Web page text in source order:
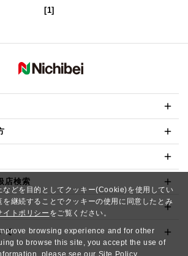
などを目的としてクッキー(Cookie)を使用してい
を継続することでクッキーの使用に同意したとみ
イトポリシー をご覧ください。
browsing experience and for other
to browse this site, you accept the use of
please see our Site Policy.
[1]
店検索
て